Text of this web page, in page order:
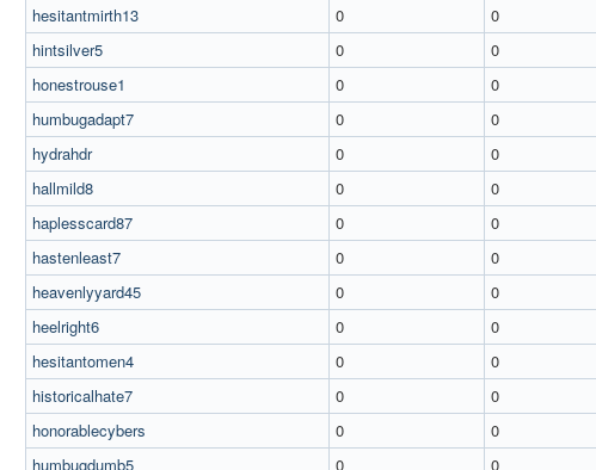
hesitantmirth13
0 0
hintsilver5
0 0
honestrouse1
0 0
humbugadapt7
0 0
hydrahdr
0 0
hallmild8
0 0
haplesscard87
0 0
hastenleast7
0 0
heavenlyyard45
0 0
heelright6
0 0
hesitantomen4
0 0
historicalhate7
0 0
honorablecybers
0 0
humbugdumb5
0 0